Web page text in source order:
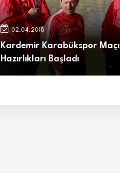
02.04.2018
Kardemir Karabükspor Maçı
Hazırlıkları Başladı